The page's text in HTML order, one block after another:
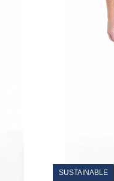
SUSTAINABLE